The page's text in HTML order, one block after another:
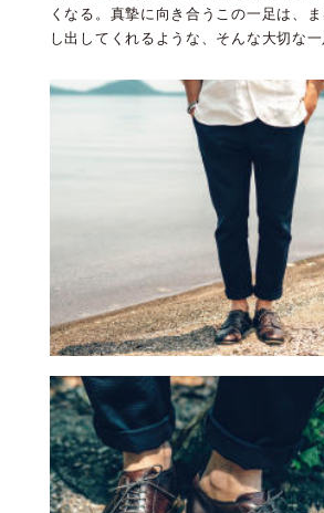
くなる。真摯に向き合うこの一足は、
し出してくれるような、そんな大切な一